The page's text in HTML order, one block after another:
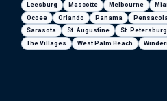
Leesburg
Mascotte Melbourne
Ocoee
Orlando Panama Pensacola
Sarasota
St. Augustine St. Petersburg
The Villages
West Palm Beach